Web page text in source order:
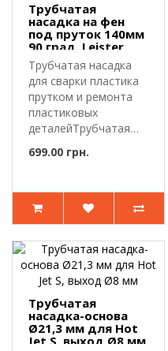
Трубчатая
насадка на фен
под пруток 140мм
90 град. Leister
Трубчатая насадка
для сварки пластика
прутком и ремонта
пластиковых
деталейТрубчатая
699.00 грн.
Трубчатая
насадка-основа
Ø21,3 мм для Hot
Jet S, выход Ø8 мм